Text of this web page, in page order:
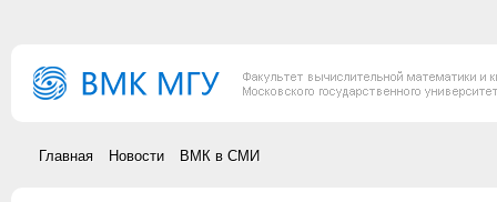
Главная Новости ВМК в СМИ